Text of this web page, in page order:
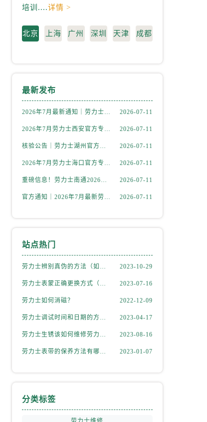
培训....详情 >
北京 上海 广州 深圳 天津 成都
最新发布
2026年7月最新通知｜劳力士官方专柜青岛客户服务热线及信息核验 2026-07-11
2026年7月劳力士西安官方专柜服务热线一览｜客户服务渠道与专柜名录 2026-07-11
核验公告｜劳力士湖州官方专柜2026年7月最新客户服务热线与专柜信息 2026-07-11
2026年7月劳力士海口官方专柜信息公告｜客户服务热线+门店服务 2026-07-11
重磅信息！劳力士南通2026年官方专柜客户服务升级公告，7月热线全新公示 2026-07-11
官方通知｜2026年7月最新劳力士贵阳专柜客服热线，服务信息全面公示 2026-07-11
站点热门
劳力士辨别真伪的方法（如何判断劳力士的真假） 2023-10-29
劳力士表蒙正确更换方式（劳力士表蒙更换知识） 2023-07-16
劳力士如何消磁？ 2022-12-09
劳力士调试时间和日期的方法（劳力士该如何调试） 2023-04-17
劳力士生锈该如何维修劳力士（劳力士生锈怎么处理） 2023-08-16
劳力士表带的保养方法有哪些？ 2023-01-07
分类标签